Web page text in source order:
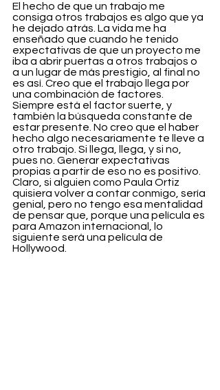
El hecho de que un trabajo me
consiga otros trabajos es algo que ya
he dejado atrás. La vida me ha
enseñado que cuando he tenido
expectativas de que un proyecto me
iba a abrir puertas a otros trabajos o
a un lugar de más prestigio, al final no
es así. Creo que el trabajo llega por
una combinación de factores.
Siempre está el factor suerte, y
también la búsqueda constante de
estar presente. No creo que el haber
hecho algo necesariamente te lleve a
otro trabajo. Si llega, llega, y si no,
pues no. Generar expectativas
propias a partir de eso no es positivo.
Claro, si alguien como Paula Ortiz
quisiera volver a contar conmigo, sería
genial, pero no tengo esa mentalidad
de pensar que, porque una película es
para Amazon internacional, lo
siguiente será una película de
Hollywood.